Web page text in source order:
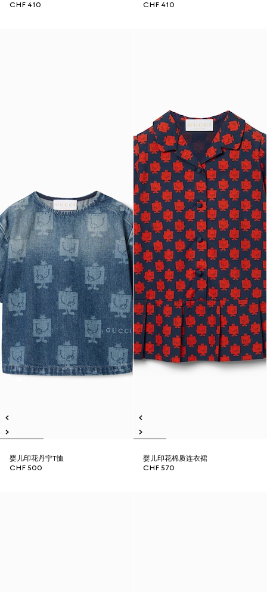
CHF 410
CHF 410
婴儿印花丹宁T恤
CHF 500
婴儿印花棉质连衣裙
CHF 570